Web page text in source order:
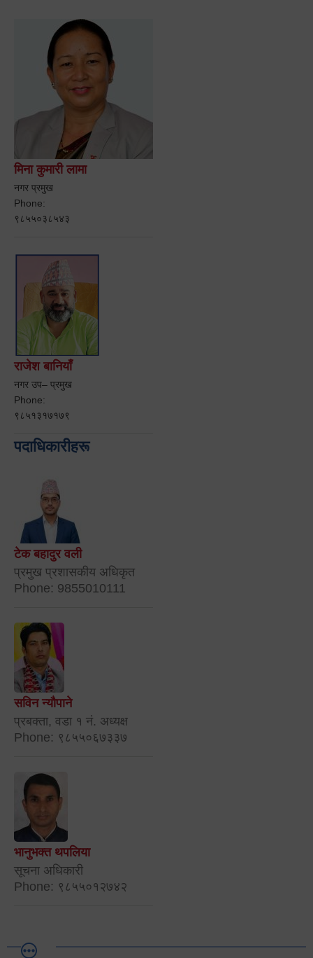
मिना कुमारी लामा
नगर प्रमुख
Phone:
९८५५०३८५४३
राजेश बानियाँ
नगर उप– प्रमुख
Phone:
९८५१३१७१७९
पदाधिकारीहरू
टेक बहादुर वली
प्रमुख प्रशासकीय अधिकृत
Phone: 9855010111
सविन न्यौपाने
प्रबक्ता, वडा १ नं. अध्यक्ष
Phone: ९८५५०६७३३७
भानुभक्त थपलिया
सूचना अधिकारी
Phone: ९८५५०१२७४२